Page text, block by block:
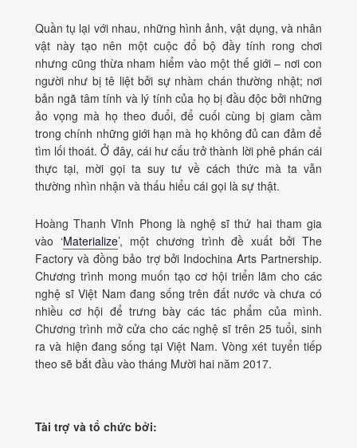
Quần tụ lại với nhau, những hình ảnh, vật dụng, và nhân
vật này tạo nên một cuộc đổ bộ đầy tính rong chơi
nhưng cũng thừa nham hiểm vào một thế giới – nơi con
người như bị tê liệt bởi sự nhàm chán thường nhật; nơi
bản ngã tâm tính và lý tính của họ bị đầu độc bởi những
ảo vọng mà họ theo đuổi, để cuối cùng bị giam cầm
trong chính những giới hạn mà họ không đủ can đảm để
tìm lối thoát. Ở đây, cái hư cấu trở thành lời phê phán cái
thực tại, mời gọi ta suy tư về cách thức mà ta vẫn
thường nhìn nhận và thấu hiểu cái gọi là sự thật.
Hoàng Thanh Vĩnh Phong là nghệ sĩ thứ hai tham gia
vào ‘Materialize’, một chương trình đề xuất bởi The
Factory và đồng bảo trợ bởi Indochina Arts Partnership.
Chương trình mong muốn tạo cơ hội triển lãm cho các
nghệ sĩ Việt Nam đang sống trên đất nước và chưa có
nhiều cơ hội để trưng bày các tác phẩm của mình.
Chương trình mở cửa cho các nghệ sĩ trên 25 tuổi, sinh
ra và hiện đang sống tại Việt Nam. Vòng xét tuyển tiếp
theo sẽ bắt đầu vào tháng Mười hai năm 2017.
Tài trợ và tổ chức bởi: